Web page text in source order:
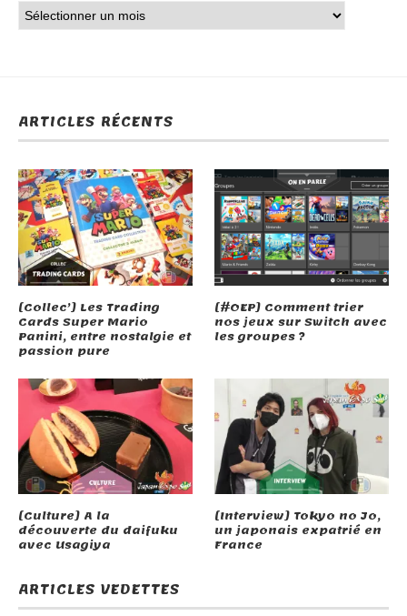
ARTICLES RÉCENTS
[Collec’] Les Trading
Cards Super Mario
Panini, entre nostalgie et
passion pure
[#OEP] Comment trier
nos jeux sur Switch avec
les groupes ?
[Culture] A la
découverte du daifuku
avec Usagiya
[Interview] Tokyo no Jo,
un japonais expatrié en
France
ARTICLES VEDETTES